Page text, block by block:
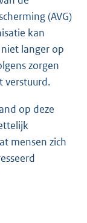
(AVG)
kan
langer op
zorgen
verstuurd.
op deze
mensen zich